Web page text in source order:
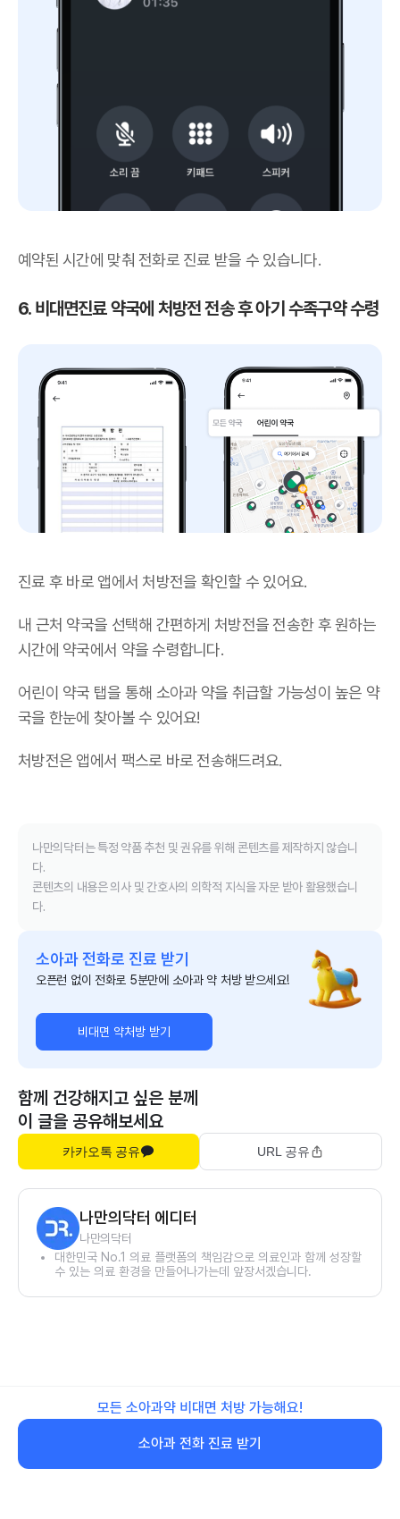
예약된 시간에 맞춰 전화로 진료 받을 수 있습니다.
6. 비대면진료 약국에 처방전 전송 후 아기 수족구약 수령
진료 후 바로 앱에서 처방전을 확인할 수 있어요.
내 근처 약국을 선택해 간편하게 처방전을 전송한 후 원하는
시간에 약국에서 약을 수령합니다.
어린이 약국 탭을 통해 소아과 약을 취급할 가능성이 높은 약
국을 한눈에 찾아볼 수 있어요!
처방전은 앱에서 팩스로 바로 전송해드려요.
나만의닥터는 특정 약품 추천 및 권유를 위해 콘텐츠를 제작하지 않습니
다.
콘텐츠의 내용은 의사 및 간호사의 의학적 지식을 자문 받아 활용했습니
다.
소아과 전화로 진료 받기
오픈런 없이 전화로 5분만에 소아과 약 처방 받으세요!
비대면 약처방 받기
함께 건강해지고 싶은 분께
이 글을 공유해보세요
카카오톡 공유 URL 공유
나만의닥터 에디터
나만의닥터
대한민국 No.1 의료 플랫폼의 책임감으로 의료인과 함께 성장할
수 있는 의료 환경을 만들어나가는데 앞장서겠습니다.
모든 소아과약 비대면 처방 가능해요!
소아과 전화 진료 받기